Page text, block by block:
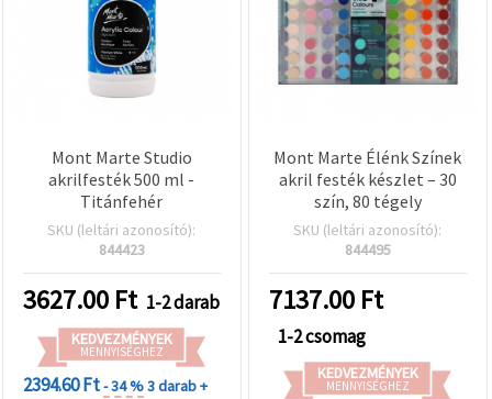
Mont Marte Studio
akrilfesték 500 ml -
Titánfehér
SKU (leltári azonosító):
844423
3627.00 Ft 1-2 darab
KEDVEZMÉNYEK
MENNYISÉGHEZ
2394.60 Ft- 34 %3 darab +
Mont Marte Élénk Színek
akril festék készlet – 30
szín, 80 tégely
SKU (leltári azonosító):
844495
7137.00 Ft
1-2 csomag
KEDVEZMÉNYEK
MENNYISÉGHEZ